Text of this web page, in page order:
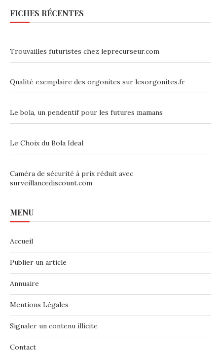
FICHES RÉCENTES
Trouvailles futuristes chez leprecurseur.com
Qualité exemplaire des orgonites sur lesorgonites.fr
Le bola, un pendentif pour les futures mamans
Le Choix du Bola Ideal
Caméra de sécurité à prix réduit avec
surveillancediscount.com
MENU
Accueil
Publier un article
Annuaire
Mentions Légales
Signaler un contenu illicite
Contact